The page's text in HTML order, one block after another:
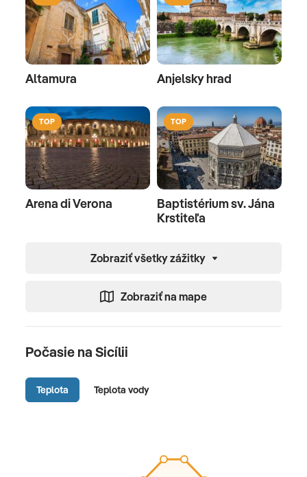
Altamura Anjelsky hrad
TOP
Arena di Verona
TOP
Baptistérium sv. Jána
Krstiteľa
Zobraziť všetky zážitky
Zobraziť na mape
Počasie na Sicílii
Teplota Teplota vody